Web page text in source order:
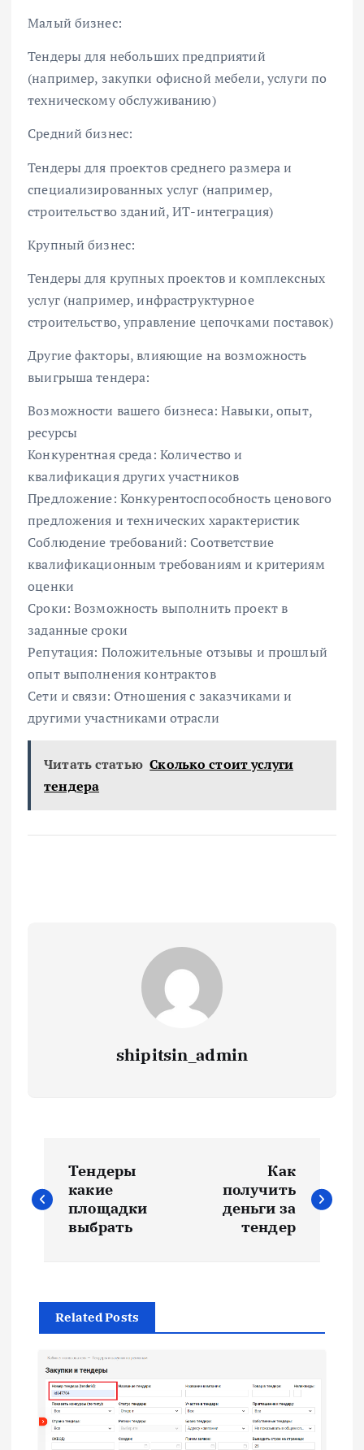
Малый бизнес:
Тендеры для небольших предприятий
(например, закупки офисной мебели, услуги по
техническому обслуживанию)
Средний бизнес:
Тендеры для проектов среднего размера и
специализированных услуг (например,
строительство зданий, ИТ-интеграция)
Крупный бизнес:
Тендеры для крупных проектов и комплексных
услуг (например, инфраструктурное
строительство, управление цепочками поставок)
Другие факторы, влияющие на возможность
выигрыша тендера:
Возможности вашего бизнеса: Навыки, опыт,
ресурсы
Конкурентная среда: Количество и
квалификация других участников
Предложение: Конкурентоспособность ценового
предложения и технических характеристик
Соблюдение требований: Соответствие
квалификационным требованиям и критериям
оценки
Сроки: Возможность выполнить проект в
заданные сроки
Репутация: Положительные отзывы и прошлый
опыт выполнения контрактов
Сети и связи: Отношения с заказчиками и
другими участниками отрасли
Читать статью Сколько стоит услуги
тендера
shipitsin_admin
а
г
ц
и
Тендеры
какие
площадки
выбрать
Как
получить
деньги за
тендер
Related Posts